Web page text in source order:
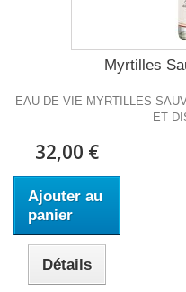
Myrtilles
EAU DE VIE MYRTILLES
ET
32,00 €
Ajouter au
panier
Détails